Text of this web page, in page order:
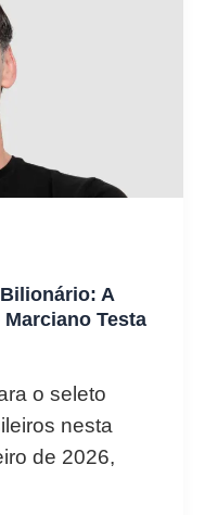
A
Testa
o seleto
nesta
de 2026,